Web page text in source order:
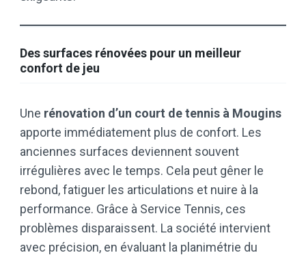
Des surfaces rénovées pour un meilleur
confort de jeu
Une rénovation d’un court de tennis à Mougins
apporte immédiatement plus de confort. Les
anciennes surfaces deviennent souvent
irrégulières avec le temps. Cela peut gêner le
rebond, fatiguer les articulations et nuire à la
performance. Grâce à Service Tennis, ces
problèmes disparaissent. La société intervient
avec précision, en évaluant la planimétrie du